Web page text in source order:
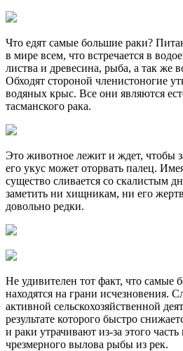
Что едят самые большие раки?
в мире всем, что встречается в
листва и древесина, рыба, а так же
Обходят стороной членистоногие
водяных крыс. Все они являются
тасманского рака.
Это животное лежит и ждет, чтобы
его укус может оторвать палец.
существо сливается со скалистым
заметить ни хищникам, ни его
довольно редки.
Не удивителен тот факт, что самые
находятся на грани исчезновения.
активной сельскохозяйственной
результате которого быстро
и раки утрачивают из-за этого
чрезмерного вылова рыбы из рек.